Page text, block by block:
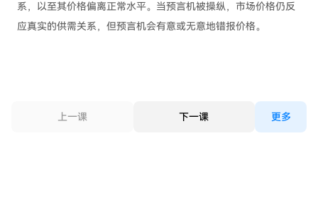
系，以至其价格偏离正常水平。当预言机被操纵，市场价格仍反
应真实的供需关系，但预言机会有意或无意地错报价格。
上一课 下一课 更多